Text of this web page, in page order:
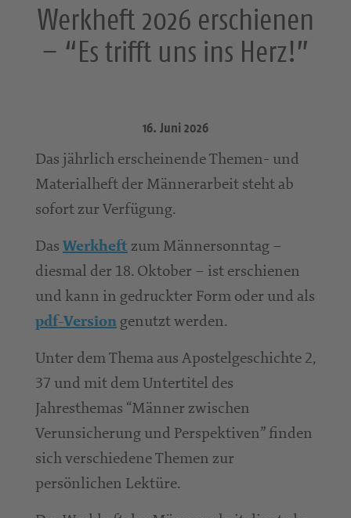
Werkheft 2026 erschienen
– “Es trifft uns ins Herz!”
16. Juni 2026
Das jährlich erscheinende Themen- und
Materialheft der Männerarbeit steht ab
sofort zur Verfügung.
DasWerkheft zum Männersonntag –
diesmal der 18. Oktober – ist erschienen
und kann in gedruckter Form oder und als
pdf-Versiongenutzt werden.
Unter dem Thema aus Apostelgeschichte 2,
37 und mit dem Untertitel des
Jahresthemas “Männer zwischen
Verunsicherung und Perspektiven” finden
sich verschiedene Themen zur
persönlichen Lektüre.